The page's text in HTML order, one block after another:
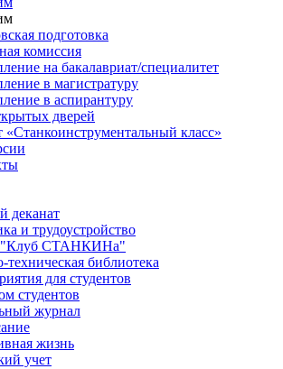
подготовка
комиссия
на бакалавриат/специалитет
в магистратуру
в аспирантуру
дверей
«Станкоинструментальный класс»
деканат
и трудоустройство
"Клуб СТАНКИНа"
техническая библиотека
для студентов
студентов
журнал
жизнь
учет